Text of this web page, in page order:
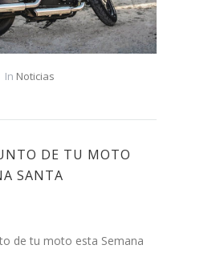
In Noticias
DE TU MOTO
SANTA
de tu moto esta Semana